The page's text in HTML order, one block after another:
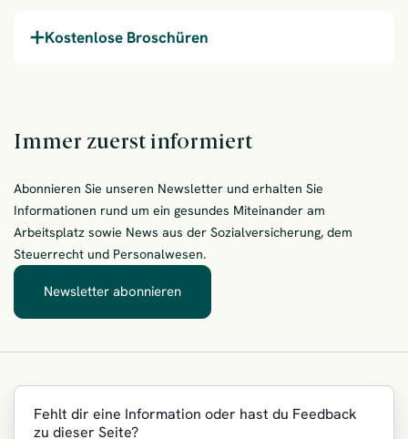
Kostenlose Broschüren
Immer zuerst informiert
Abonnieren Sie unseren Newsletter und erhalten Sie
Informationen rund um ein gesundes Miteinander am
Arbeitsplatz sowie News aus der Sozialversicherung, dem
Steuerrecht und Personalwesen.
Newsletter abonnieren
Fehlt dir eine Information oder hast du Feedback
zu dieser Seite?